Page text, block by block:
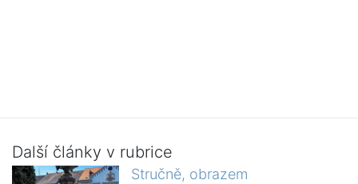
Další články v rubrice
Stručně, obrazem